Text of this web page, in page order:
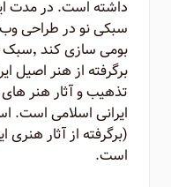
داشته است. در مدت
سبکی نو در طراحی وب
بومی
برگرفته از هنر اصیل
تذهیب و آثار هنر
ایرانی اسلامی است.
(برگرفته از آثار هنری
است.